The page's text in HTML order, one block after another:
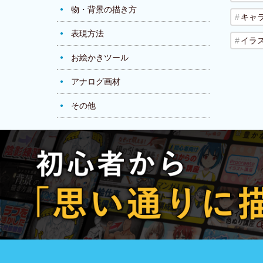
物・背景の描き方
表現方法
お絵かきツール
アナログ画材
その他
キャ
イラ